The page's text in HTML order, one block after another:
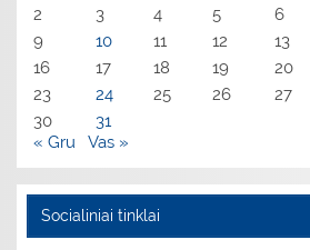
2
3 4 5 6
9
10 11 12 13
16
17 18 19 20
23
24 25 26 27
30
31
« Gru
Vas »
Socialiniai tinklai